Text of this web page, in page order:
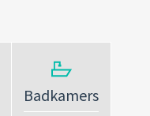
Badkamers